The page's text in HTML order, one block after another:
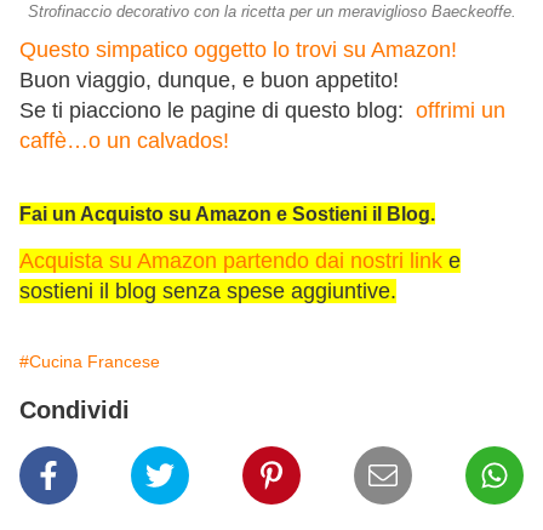
Strofinaccio decorativo con la ricetta per un meraviglioso Baeckeoffe.
Questo simpatico oggetto lo trovi su Amazon!
Buon viaggio, dunque, e buon appetito!
Se ti piacciono le pagine di questo blog: offrimi un
caffè…o un calvados!
Fai un Acquisto su Amazon e Sostieni il Blog.
Acquista su Amazon partendo dai nostri link e
sostieni il blog senza spese aggiuntive.
#Cucina Francese
Condividi